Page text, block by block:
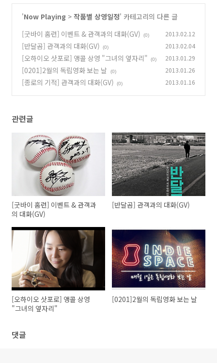
'학교 2013'의 문제아 오.이.지 삼인방과 함께 하는 [백야] 관객과의 대화!
<백야> 스
오정호 & 이이경 & 이지훈,
청춘드라마 <학교 2013>의 문제아 삼인방과 함께!
<백야>의 '태준' 이이경 배우님이 얼마 전 종영한 KBS 드라마 <학교
함께 비행의 길(?)을 걷던 의리의 오.이.지('오정호' 역의 곽정욱 배우, '이
트로 참여하는 <백야> 관객과의 대화가 진행되니, 많은 관심 부탁드립니다!
'Now Playing > 작품별 상영일정' 카테고리의 다른 글
[굿바이 홈런] 이벤트 & 관객과의 대화(GV)
(0) 2013.02.12
[반달곰] 관객과의 대화(GV) (0) 2013.02.04
[오하이오 삿포로] 앵콜 상영 "그녀의 옆자리" (0) 2013.01.29
[0201]2월의 독립영화 보는 날 (0) 2013.01.26
[종로의 기적] 관객과의 대화(GV) (0) 2013.01.16
관련글
[굿바이 홈런] 이벤트 & 관객과
의 대화(GV)
[반달곰] 관객과의 대화(GV)
[오하이오 삿포로] 앵콜 상영
"그녀의 옆자리"
[0201]2월의 독립영화 보는 날
댓글